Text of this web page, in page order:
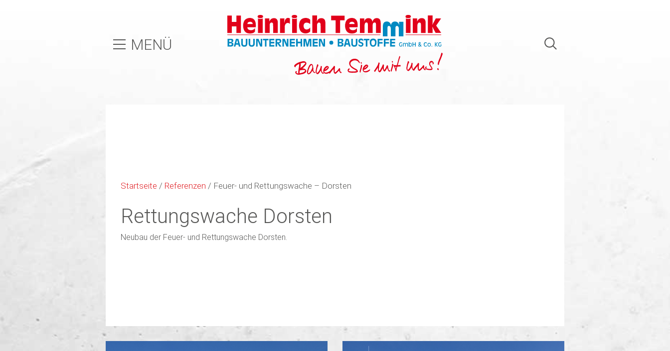
MENÜ
Startseite / Referenzen / Feuer- und Rettungswache – Dorsten
Rettungswache Dorsten
Neubau der Feuer- und Rettungswache Dorsten.